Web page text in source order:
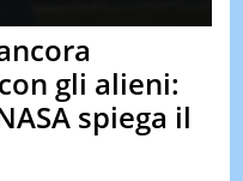
TEST
gli alieni:
spiega il